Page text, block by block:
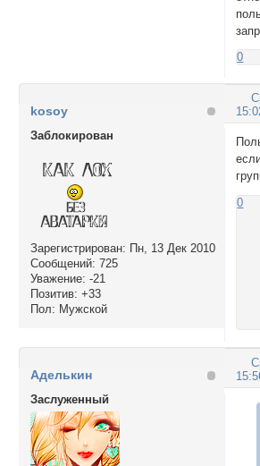
0
kosoy
Заблокирован
Зарегистрирован: Пн, 13 Дек 2010
Сообщений: 725
Уважение: -21
Позитив: +33
Пол: Мужской
0
Аделькин
Заслуженный